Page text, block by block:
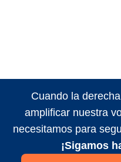
Cuando la
amplificar nuestra
necesitamos para
¡Sigamos